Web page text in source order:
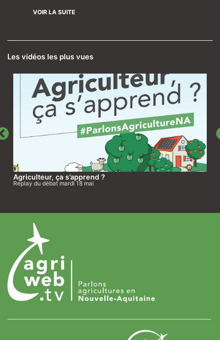
VOIR LA SUITE
Les vidéos les plus vues
Agriculteur, ça s’apprend ?
Replay du débat mardi 18 mai